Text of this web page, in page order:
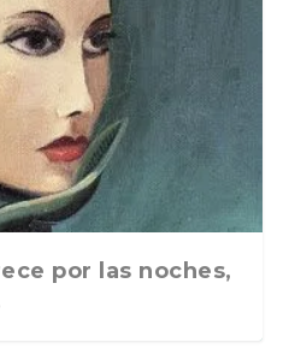
por las noches,